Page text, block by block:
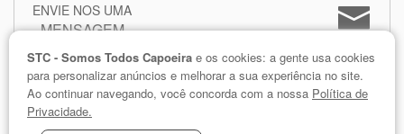
ENVIE NOS UMA
MENSAGEM
STC - Somos Todos Capoeira e os cookies: a gente usa cookies
para personalizar anúncios e melhorar a sua experiência no site.
Ao continuar navegando, você concorda com a nossa Política de
Privacidade.